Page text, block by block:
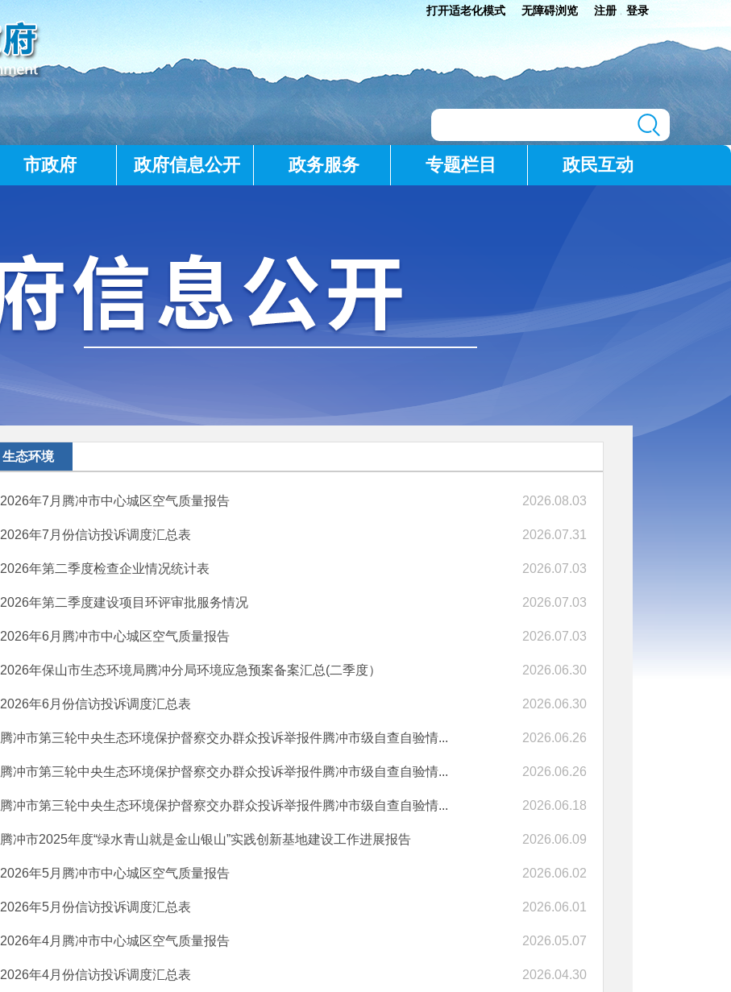
打开适老化模式 无障碍浏览 注册 登录
市政府 政府信息公开 政务服务 专题栏目 政民互动
生态环境
2026年7月腾冲市中心城区空气质量报告 2026.08.03
2026年7月份信访投诉调度汇总表 2026.07.31
2026年第二季度检查企业情况统计表 2026.07.03
2026年第二季度建设项目环评审批服务情况 2026.07.03
2026年6月腾冲市中心城区空气质量报告 2026.07.03
2026年保山市生态环境局腾冲分局环境应急预案备案汇总(二季度） 2026.06.30
2026年6月份信访投诉调度汇总表 2026.06.30
腾冲市第三轮中央生态环境保护督察交办群众投诉举报件腾冲市级自查自验情... 2026.06.26
腾冲市第三轮中央生态环境保护督察交办群众投诉举报件腾冲市级自查自验情... 2026.06.26
腾冲市第三轮中央生态环境保护督察交办群众投诉举报件腾冲市级自查自验情... 2026.06.18
腾冲市2025年度“绿水青山就是金山银山”实践创新基地建设工作进展报告 2026.06.09
2026年5月腾冲市中心城区空气质量报告 2026.06.02
2026年5月份信访投诉调度汇总表 2026.06.01
2026年4月腾冲市中心城区空气质量报告 2026.05.07
2026年4月份信访投诉调度汇总表 2026.04.30